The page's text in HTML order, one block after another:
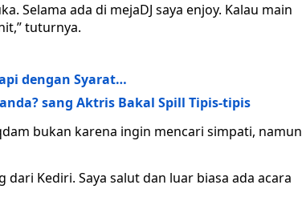
Selama ada di mejaDJ saya enjoy. Kalau main
tuturnya.
dengan Syarat…
sang Aktris Bakal Spill Tipis-tipis
bukan karena ingin mencari simpati, namun
dari Kediri. Saya salut dan luar biasa ada acara